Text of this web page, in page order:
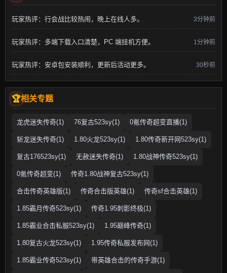
玩家热评：行会战比较热闹，晚上在线人多。 3分钟前
玩家热评：多端下载入口清楚，PC 端挂机方便。 1分钟前
玩家热评：安卓包安装顺利，更新后活动更多。 30秒前
相关专题
龙虎迷失传奇(1) 76复古523sy(1) 0氪传奇超变直播(1)
斩龙迷失传奇(1) 1.80火龙523sy(1) 1.80传奇新开网523sy(1)
复古176523sy(1) 无赦迷失传奇(1) 1.80战神传奇523sy(1)
0氪传奇超变(1) 传奇1.80战神复古523sy(1)
合击传奇英雄版(1) 传奇合击版英雄(1) 传奇sf合击英雄(1)
1.85霸月传奇523sy(1) 传奇1.95刺影终极(1)
1.85霸业合击私服523sy(1) 1.95巅峰传奇(1)
1.80复古火龙523sy(1) 1.95传奇私服发布网(1)
1.85霸业传奇523sy(1) 带英雄合击的传奇手游(1)